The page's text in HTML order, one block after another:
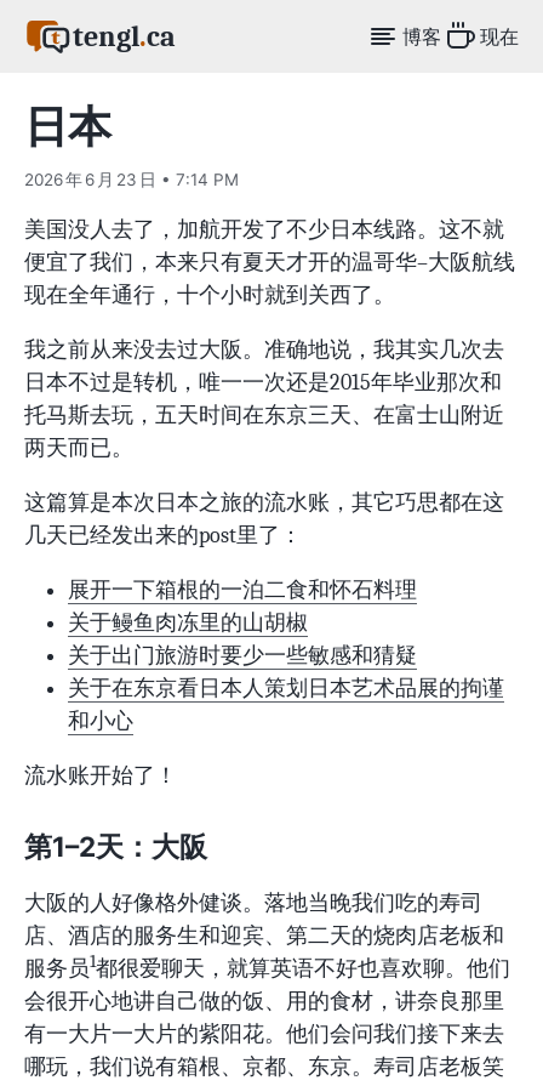
tengl.ca 博客 现在
日本
2026 年 6 月 23 日 • 7:14 PM
美国没人去了，加航开发了不少日本线路。这不就
便宜了我们，本来只有夏天才开的温哥华–大阪航线
现在全年通行，十个小时就到关西了。
我之前从来没去过大阪。准确地说，我其实几次去
日本不过是转机，唯一一次还是2015年毕业那次和
托马斯去玩，五天时间在东京三天、在富士山附近
两天而已。
这篇算是本次日本之旅的流水账，其它巧思都在这
几天已经发出来的post里了：
展开一下箱根的一泊二食和怀石料理
关于鳗鱼肉冻里的山胡椒
关于出门旅游时要少一些敏感和猜疑
关于在东京看日本人策划日本艺术品展的拘谨
和小心
流水账开始了！
第1–2天：大阪
大阪的人好像格外健谈。落地当晚我们吃的寿司
店、酒店的服务生和迎宾、第二天的烧肉店老板和
服务员1都很爱聊天，就算英语不好也喜欢聊。他们
会很开心地讲自己做的饭、用的食材，讲奈良那里
有一大片一大片的紫阳花。他们会问我们接下来去
哪玩，我们说有箱根、京都、东京。寿司店老板笑